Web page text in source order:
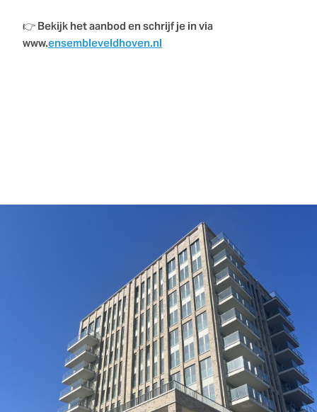
👉Bekijk het aanbod en schrijf je in via
www.ensembleveldhoven.nl